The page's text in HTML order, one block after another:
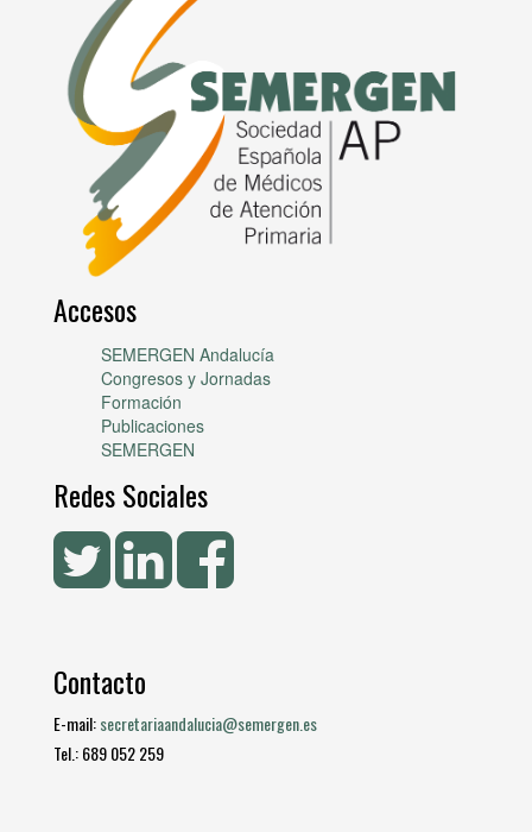
Accesos
SEMERGEN Andalucía
Congresos y Jornadas
Formación
Publicaciones
SEMERGEN
Redes Sociales
Contacto
E-mail:secretariaandalucia@semergen.es
Tel.: 689 052 259